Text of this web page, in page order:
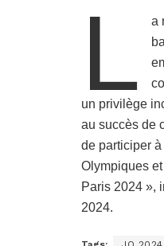
L
a
un privilège
au succès de
de participer
Olympiques
Paris 2024 »,
2024.